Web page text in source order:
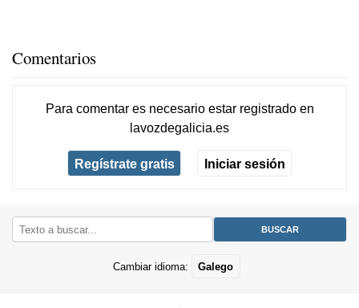
Comentarios
Para comentar es necesario estar registradoen
lavozdegalicia.es
Regístrate gratis Iniciar sesión
Cambiar idioma: Galego